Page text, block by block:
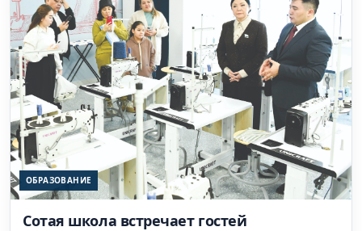
ОБРАЗОВАНИЕ
Сотая школа встречает гостей